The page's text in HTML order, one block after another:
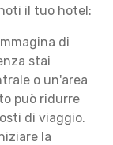
il tuo hotel:
di
stai
o un'area
può ridurre
di viaggio.
la